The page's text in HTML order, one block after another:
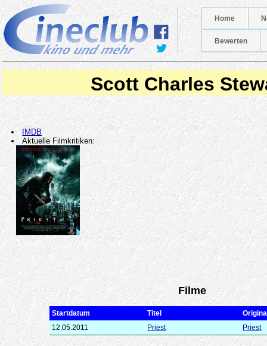
Home
Bewerten
Scott Charles
IMDB
Aktuelle Filmkritiken:
Filme
Startdatum Titel
12.05.2011
Priest Priest